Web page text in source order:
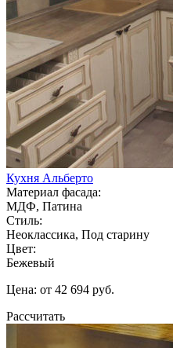
Кухня Альберто
Материал фасада:
МДФ, Патина
Стиль:
Неоклассика, Под старину
Цвет:
Бежевый
Цена: от 42 694 руб.
Рассчитать